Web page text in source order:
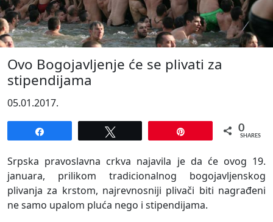
Ovo Bogojavljenje će se plivati za
stipendijama
05.01.2017.
0
SHARES
Srpska pravoslavna crkva najavila je da će ovog 19.
januara, prilikom tradicionalnog bogojavljenskog
plivanja za krstom, najrevnosniji plivači biti nagrađeni
ne samo upalom pluća nego i stipendijama.